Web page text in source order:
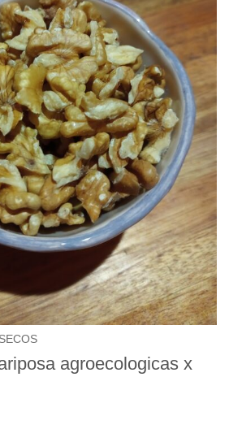
agroecologicas x